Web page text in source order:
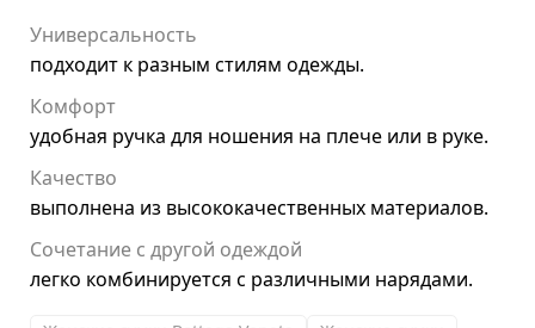
Универсальность
подходит к разным стилям одежды.
Комфорт
удобная ручка для ношения на плече или в руке.
Качество
выполнена из высококачественных материалов.
Сочетание с другой одеждой
легко комбинируется с различными нарядами.